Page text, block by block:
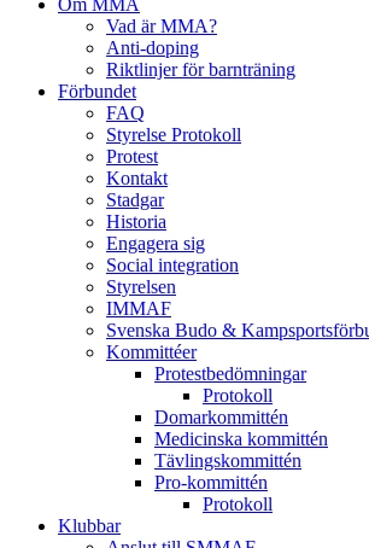
Vad är MMA?
Anti-doping
Riktlinjer för barnträning
Förbundet
FAQ
Styrelse Protokoll
Protest
Kontakt
Stadgar
Historia
Engagera sig
Social integration
Styrelsen
IMMAF
Svenska Budo &
Kommittéer
Protestbedömningar
Protokoll
Domarkommittén
Medicinska kommittén
Tävlingskommittén
Pro-kommittén
Protokoll
Klubbar